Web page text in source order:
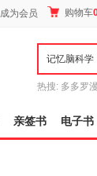
成为会员 购物车
热搜: 多多罗
亲签书 电子书